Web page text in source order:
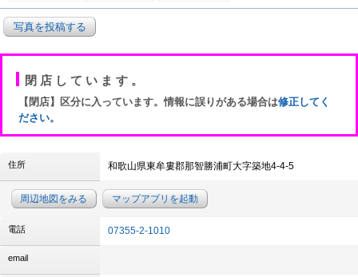
写真を投稿する
閉店しています。
【閉店】区分に入っています。情報に誤りがある場合は修正してく
ださい。
住所 和歌山県東牟婁郡那智勝浦町大字築地4-4-5
周辺地図をみる マップアプリを起動
電話 07355-2-1010
email